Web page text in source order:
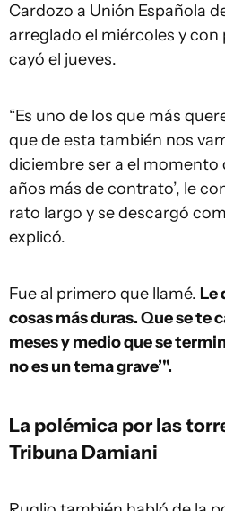
Cardozo a Unión Española
arreglado el miércoles y con
cayó el jueves.
“Es uno de los que más
que de esta también nos
diciembre ser a el momento
años más de contrato’, le
rato largo y se descargó
explicó.
Fue al primero que llamé. Le
cosas más duras. Que se te
meses y medio que se
no es un tema grave’".
La polémica por las
Tribuna Damiani